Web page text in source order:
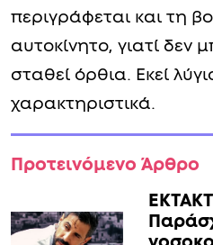
Όπως περιέγραψε,
εμφανίστηκε ο
εικόνα που αντίκρισε
«Πλησίασε αθόρυβα,
του με μια
περιγράφεται και τη
αυτοκίνητο, γιατί δεν
σταθεί όρθια. Εκεί